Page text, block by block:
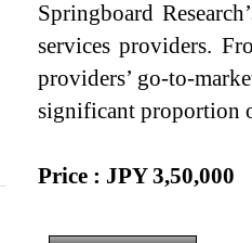
Springboard
services providers.
providers’ go-to-
significant proportion
Price : JPY 3,50,000